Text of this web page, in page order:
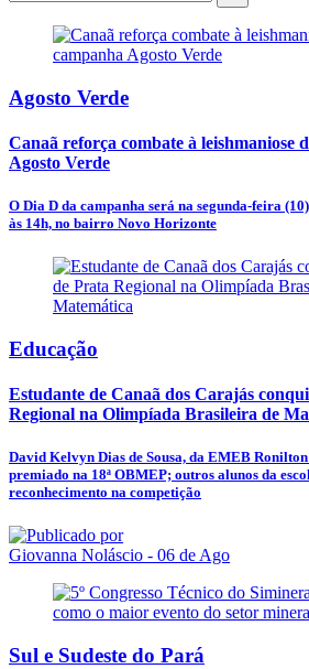
Agosto Verde
Canaã reforça combate à leishmaniose
Agosto Verde
O Dia D da campanha será na segunda-feira
às 14h, no bairro Novo Horizonte
Educação
Estudante de Canaã dos Carajás
Regional na Olimpíada Brasileira de
David Kelvyn Dias de Sousa, da EMEB
premiado na 18ª OBMEP; outros alunos da
reconhecimento na competição
Giovanna Noláscio - 06 de Ago
Sul e Sudeste do Pará